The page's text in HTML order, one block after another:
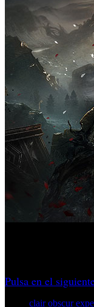
Pulsa en el
clair obscur